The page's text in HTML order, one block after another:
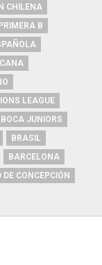
CHILENA
PRIMERA B
LEAGUE
BOCA JUNIORS
BRASIL
BARCELONA
DE CONCEPCIÓN